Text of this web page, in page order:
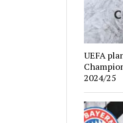
UEFA
2024/25